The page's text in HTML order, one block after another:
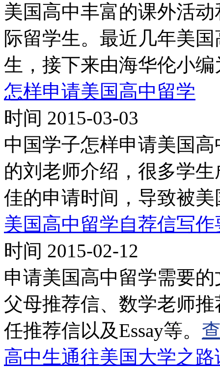
美国高中丰富的课外活
际留学生。最近几年美
生，接下来由海华伦小
怎样申请美国高中留学
时间 2015-03-03
中国学子怎样申请美国
的刘老师介绍，很多学
佳的申请时间，导致被
美国高中留学自荐信写
时间 2015-02-12
申请美国高中留学需要
父母推荐信、数学老师
任推荐信以及Essay等。
高中生通往美国大学之